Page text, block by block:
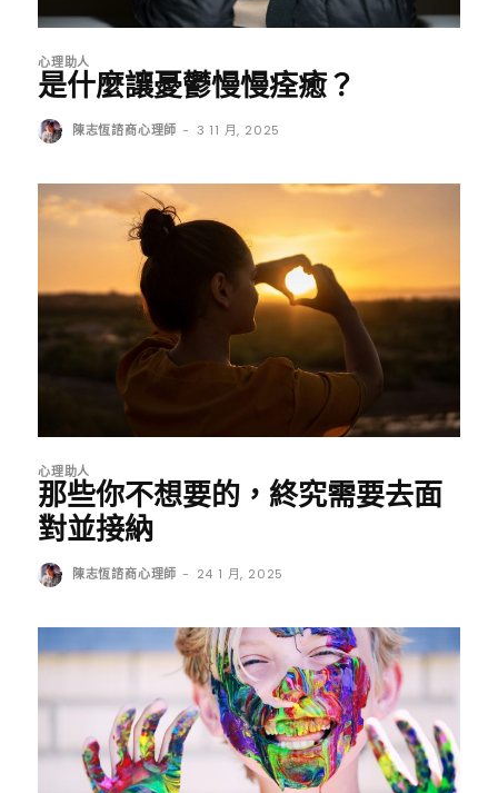
心理助人
是什麼讓憂鬱慢慢痊癒？
陳志恆諮商心理師 - 3 11 月, 2025
心理助人
那些你不想要的，終究需要去面
對並接納
陳志恆諮商心理師 - 24 1 月, 2025